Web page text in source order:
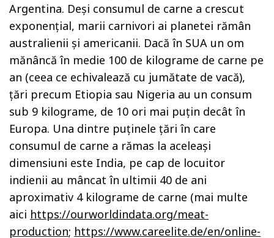
Argentina. Deși consumul de carne a crescut
exponențial, marii carnivori ai planetei rămân
australienii și americanii. Dacă în SUA un om
mănâncă în medie 100 de kilograme de carne pe
an (ceea ce echivalează cu jumătate de vacă),
țări precum Etiopia sau Nigeria au un consum
sub 9 kilograme, de 10 ori mai puțin decât în
Europa. Una dintre puținele țări în care
consumul de carne a rămas la aceleași
dimensiuni este India, pe cap de locuitor
indienii au mâncat în ultimii 40 de ani
aproximativ 4 kilograme de carne (mai multe
aici https://ourworldindata.org/meat-
production; https://www.careelite.de/en/online-